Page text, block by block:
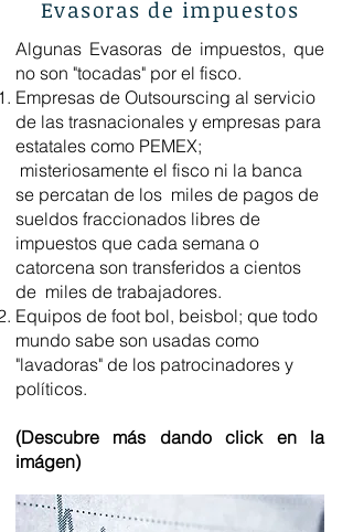
Evasoras de impuestos
Algunas Evasoras de impuestos, que
no son "tocadas" por el fisco.
Empresas de Outsourscing al servicio
de las trasnacionales y empresas para
estatales como PEMEX;
misteriosamente el fisco ni la banca
se percatan de los miles de pagos de
sueldos fraccionados libres de
impuestos que cada semana o
catorcena son transferidos a cientos
de miles de trabajadores.
Equipos de foot bol, beisbol; que todo
mundo sabe son usadas como
"lavadoras" de los patrocinadores y
políticos.
(Descubre más dando click en la
imágen)